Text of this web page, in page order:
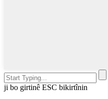
ji bo girtinê ESC bikirtînin